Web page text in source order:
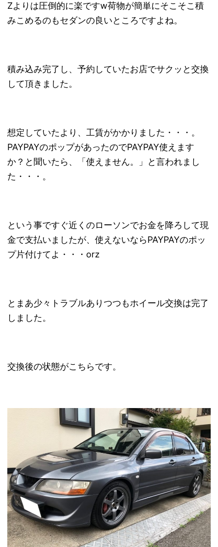
Zよりは圧倒的に楽ですw荷物が簡単にそこそこ積
みこめるのもセダンの良いところですよね。
積み込み完了し、予約していたお店でサクッと交換
して頂きました。
想定していたより、工賃がかかりました・・・。
PAYPAYのポップがあったのでPAYPAY使えます
か？と聞いたら、「使えません。」と言われまし
た・・・。
という事ですぐ近くのローソンでお金を降ろして現
金で支払いましたが、使えないならPAYPAYのポッ
プ片付けてよ・・・orz
とまあ少々トラブルありつつもホイール交換は完了
しました。
交換後の状態がこちらです。